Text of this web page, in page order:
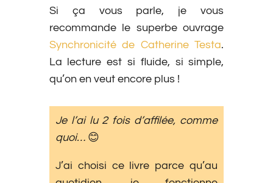
Si ça vous parle, je vous
recommande le superbe ouvrage
Synchronicité de Catherine Testa.
La lecture est si fluide, si simple,
qu’on en veut encore plus !
Je l’ai lu 2 fois d’affilée, comme
quoi…😊
J’ai choisi ce livre parce qu’au